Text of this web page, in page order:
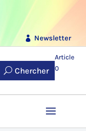
Newsletter
Chercher
Article
0